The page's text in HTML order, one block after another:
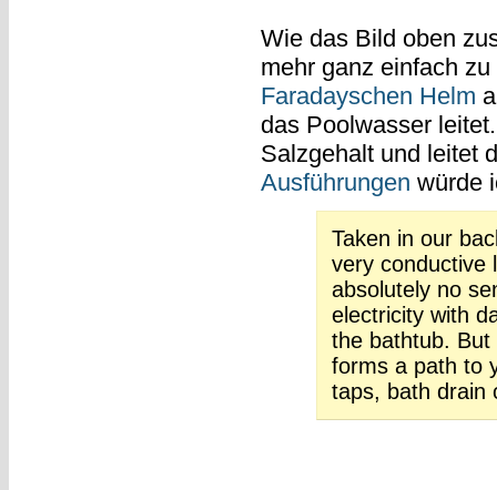
Wie das Bild oben
mehr ganz einfach
Faradayschen Helm
das Poolwasser
Salzgehalt und leitet
Ausführungen würde
Taken in our
very conductive
absolutely no
electricity with
the bathtub.
forms a path to
taps, bath drain